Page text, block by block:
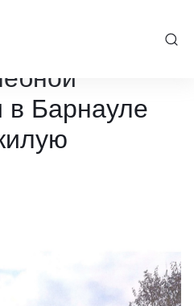
врачебной амбулатории в
в Барнауле